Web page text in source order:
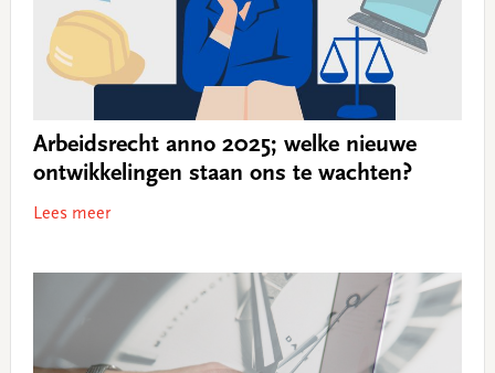
Arbeidsrecht anno 2025; welke nieuwe
ontwikkelingen staan ons te wachten?
Lees meer